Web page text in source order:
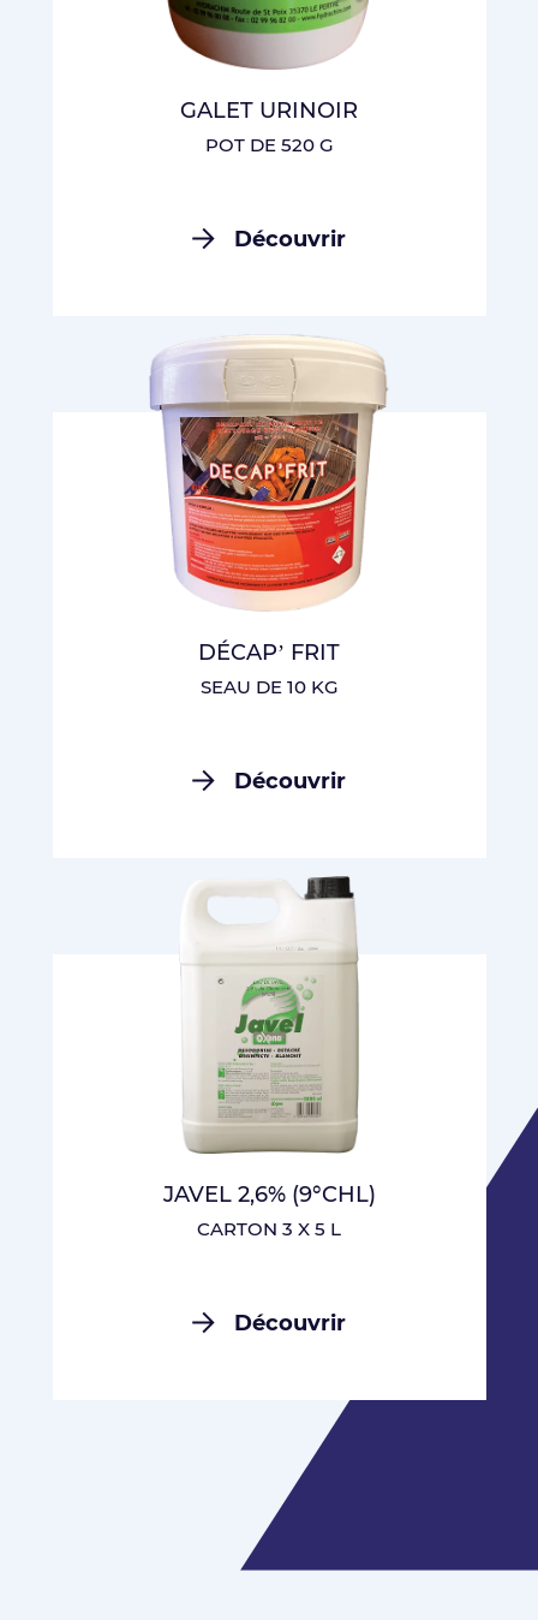
GALET URINOIR
POT DE 520 G
Découvrir
DÉCAP’ FRIT
SEAU DE 10 KG
Découvrir
JAVEL 2,6% (9°CHL)
CARTON 3 X 5 L
Découvrir